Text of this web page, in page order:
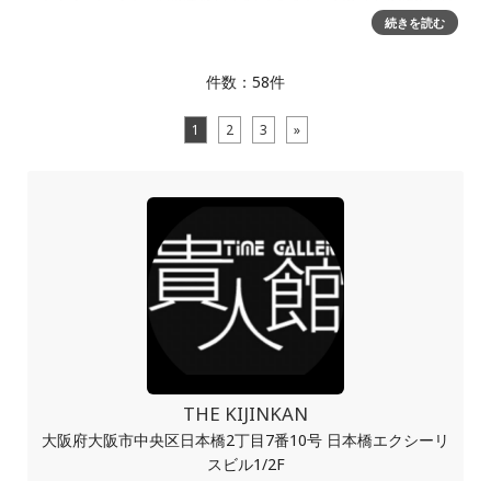
続きを読む
件数：58件
1 2 3 »
THE KIJINKAN
大阪府大阪市中央区日本橋2丁目7番10号 日本橋エクシーリ
スビル1/2F